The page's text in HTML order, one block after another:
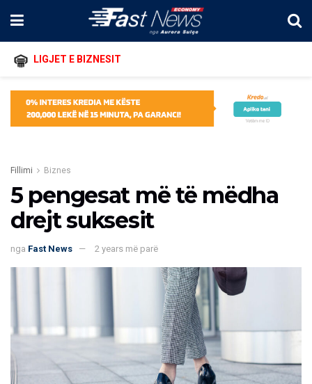
LIGJET E BIZNESIT
Fillimi Biznes
5 pengesat më të mëdha
drejt suksesit
nga Fast News 2 years më parë